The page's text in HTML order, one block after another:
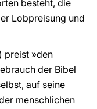
besteht, die
Lobpreisung und
preist »den
der Bibel
auf seine
menschlichen